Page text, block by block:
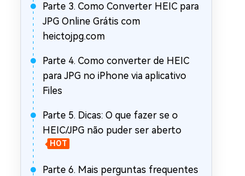
Parte 3. Como Converter HEIC para
JPG Online Grátis com
heictojpg.com
Parte 4. Como converter de HEIC
para JPG no iPhone via aplicativo
Files
Parte 5. Dicas: O que fazer se o
HEIC/JPG não puder ser aberto
HOT
Parte 6. Mais perguntas frequentes